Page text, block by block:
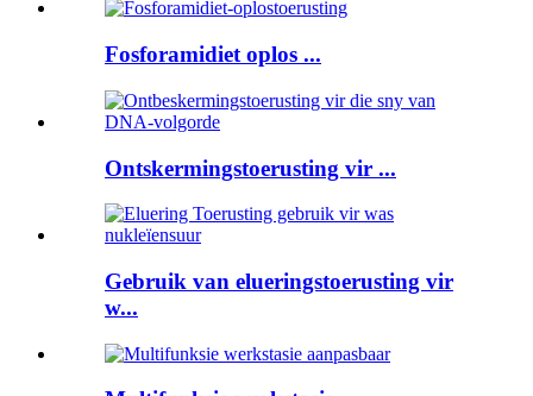
Fosforamidiet oplos ...
Ontskermingstoerusting vir ...
Gebruik van elueringstoerusting vir
w...